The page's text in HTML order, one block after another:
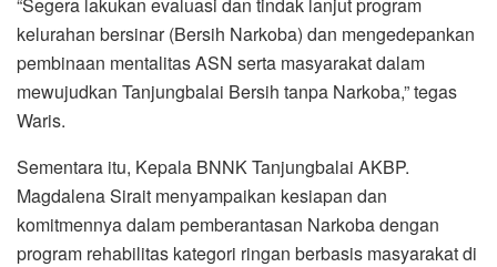
kelurahan bersinar (Bersih Narkoba) dan mengedepankan
pembinaan mentalitas ASN serta masyarakat dalam
mewujudkan Tanjungbalai Bersih tanpa Narkoba,” tegas
Waris.
Sementara itu, Kepala BNNK Tanjungbalai AKBP.
Magdalena Sirait menyampaikan kesiapan dan
komitmennya dalam pemberantasan Narkoba dengan
program rehabilitas kategori ringan berbasis masyarakat di